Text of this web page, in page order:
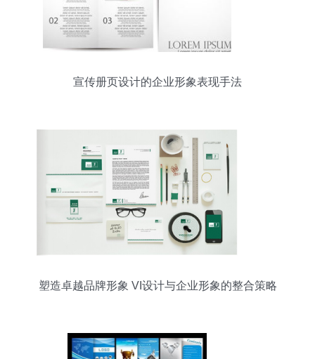
宣传册页设计的企业形象表现手法
塑造卓越品牌形象 VI设计与企业形象的整合策略